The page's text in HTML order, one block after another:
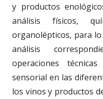
y productos
análisis físicos,
organolépticos, para
análisis
operaciones
sensorial en las
los vinos y productos